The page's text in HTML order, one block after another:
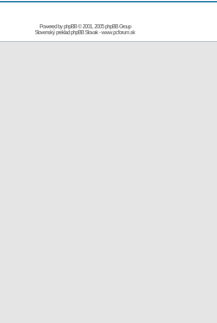
Powered byphpBB© 2001, 2005 phpBB Group
Slovenský preklad phpBB Slovak-www.pcforum.sk